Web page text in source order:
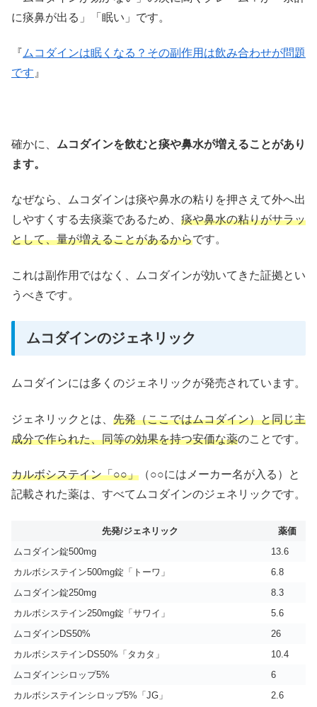
に痰鼻が出る」「眠い」です。
『 ムコダインは眠くなる？その副作用は飲み合わせが問題
です 』
確かに、 ムコダインを飲むと痰や鼻水が増えることがあり
ます。
なぜなら、ムコダインは痰や鼻水の粘りを押さえて外へ出
しやすくする去痰薬であるため、 痰や鼻水の粘りがサラッ
として、量が増えることがあるからです。
これは副作用ではなく、ムコダインが効いてきた証拠とい
うべきです。
ムコダインのジェネリック
ムコダインには多くのジェネリックが発売されています。
ジェネリックとは、 先発（ここではムコダイン）と同じ主
成分で作られた、同等の効果を持つ安価な薬のことです。
カルボシステイン「○○」 （○○にはメーカー名が入る）と
記載された薬は、すべてムコダインのジェネリックです。
先発/ジェネリック
薬価
ムコダイン錠500mg
13.6
カルボシステイン500mg錠「トーワ」
6.8
ムコダイン錠250mg
8.3
カルボシステイン250mg錠「サワイ」
5.6
ムコダインDS50%
26
カルボシステインDS50%「タカタ」
10.4
ムコダインシロップ5%
6
カルボシステインシロップ5%「JG」
2.6